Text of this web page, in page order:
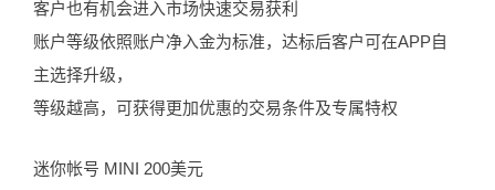
客户也有机会进入市场快速交易获利
账户等级依照账户净入金为标准，达标后客户可在APP自
主选择升级，
等级越高，可获得更加优惠的交易条件及专属特权
迷你帐号 MINI 200美元